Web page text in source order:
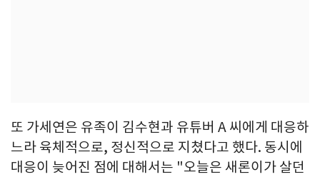
또 가세연은 유족이 김수현과 유튜버 A 씨에게 대응하
느라 육체적으로, 정신적으로 지쳤다고 했다. 동시에
대응이 늦어진 점에 대해서는 "오늘은 새론이가 살던